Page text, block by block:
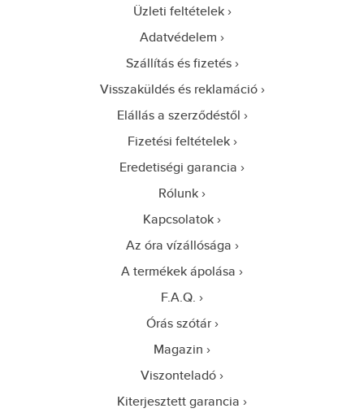
Üzleti feltételek
Adatvédelem
Szállítás és fizetés
Visszaküldés és reklamáció
Elállás a szerződéstől
Fizetési feltételek
Eredetiségi garancia
Rólunk
Kapcsolatok
Az óra vízállósága
A termékek ápolása
F.A.Q.
Órás szótár
Magazin
Viszonteladó
Kiterjesztett garancia